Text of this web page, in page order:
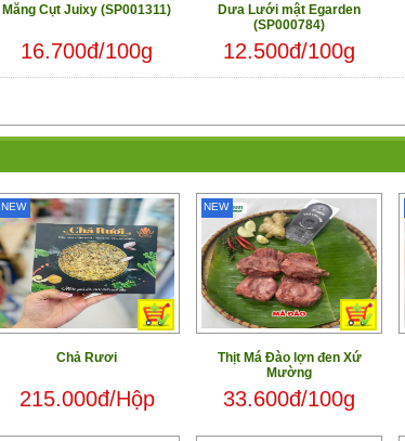
Măng Cụt Juixy (SP001311)
16.700đ/100g
Dưa Lưới mật Egarden
(SP000784)
12.500đ/100g
Chả Rươi
215.000đ/Hộp
NEW
Thịt Má Đào lợn đen Xứ
Mường
33.600đ/100g
NEW